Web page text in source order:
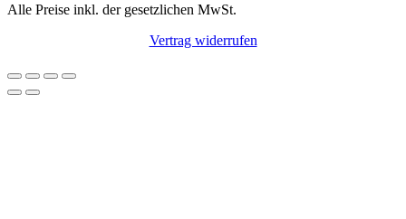
Alle Preise inkl. der gesetzlichen MwSt.
Vertrag widerrufen